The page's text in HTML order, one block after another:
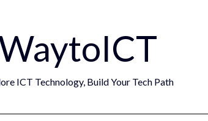
ICT Technology, Build Your Tech Path